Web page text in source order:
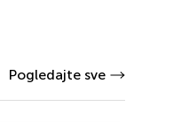
Pogledajte sve